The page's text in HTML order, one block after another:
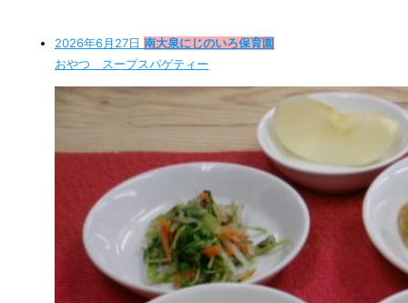
2026年6月27日 南大泉にじのいろ保育園
おやつ スープスパゲティー